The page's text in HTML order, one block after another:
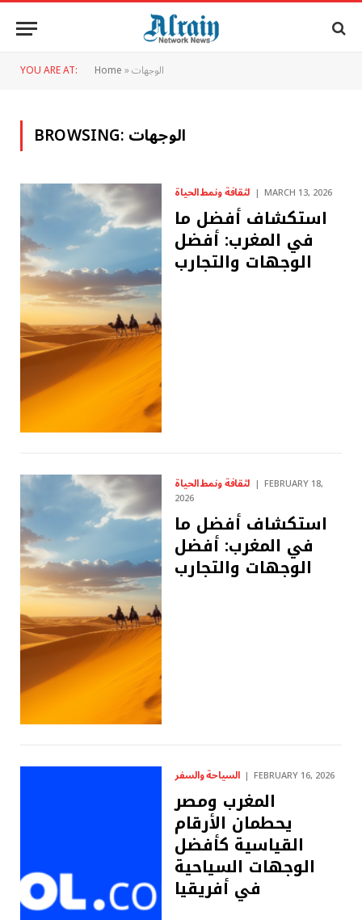
YOU ARE AT: Home»الوجهات
BROWSING:الوجهات
لثقافة ونمط الحياة MARCH 13, 2026
استكشاف أفضل ما
في المغرب: أفضل
الوجهات والتجارب
لثقافة ونمط الحياة FEBRUARY 18,
2026
استكشاف أفضل ما
في المغرب: أفضل
الوجهات والتجارب
السياحة والسفر FEBRUARY 16, 2026
المغرب ومصر
يحطمان الأرقام
القياسية كأفضل
الوجهات السياحية
في أفريقيا